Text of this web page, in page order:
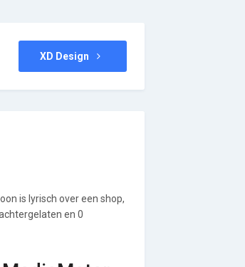
XD Design
is lyrisch over een shop,
en 0